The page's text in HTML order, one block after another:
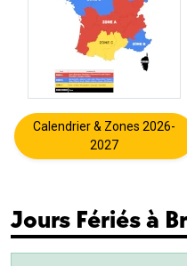
Calendrier & Zones 2026-
2027
Jours Fériés à